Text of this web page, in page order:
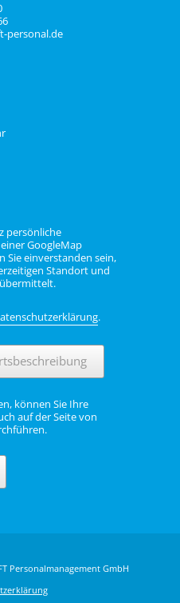
personal.de
persönliche
GoogleMap
Sie einverstanden sein,
Standort und
.
können Sie Ihre
auf der Seite von
Personalmanagement GmbH